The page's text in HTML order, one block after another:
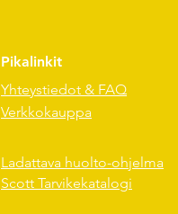
Pikalinkit
Yhteystiedot & FAQ
Verkkokauppa
Ladattava huolto-ohjelma
Scott Tarvikekatalogi